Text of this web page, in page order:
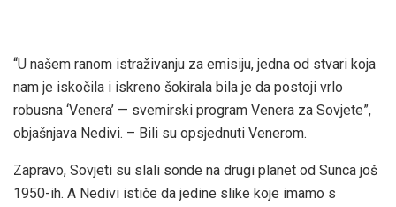
“U našem ranom istraživanju za emisiju, jedna od stvari koja
nam je iskočila i iskreno šokirala bila je da postoji vrlo
robusna ‘Venera’ — svemirski program Venera za Sovjete”,
objašnjava Nedivi. – Bili su opsjednuti Venerom.
Zapravo, Sovjeti su slali sonde na drugi planet od Sunca još
1950-ih. A Nedivi ističe da jedine slike koje imamo s